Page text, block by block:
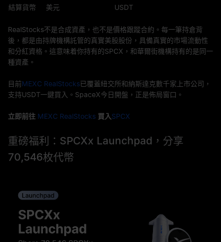
結算貨幣 美元 USDT
RealStocks不是合成資產，也不是價格跟蹤合約。每一筆持倉背
後，都是由持牌機構託管的真實美股股份，具備真實的市場流動性
和分紅資格。這意味着你持有的SPCX，和華爾街機構持有的是同一
種資產。
目前MEXC RealStocks已覆蓋紐交所和納斯達克數千家上市公司，
支持USDT一鍵買入。SpaceX今日開盤，正是佈局窗口。
立即前往 MEXC RealStocks 買入SPCX
重磅福利：SPCXx Launchpad，分享
70,546枚代幣